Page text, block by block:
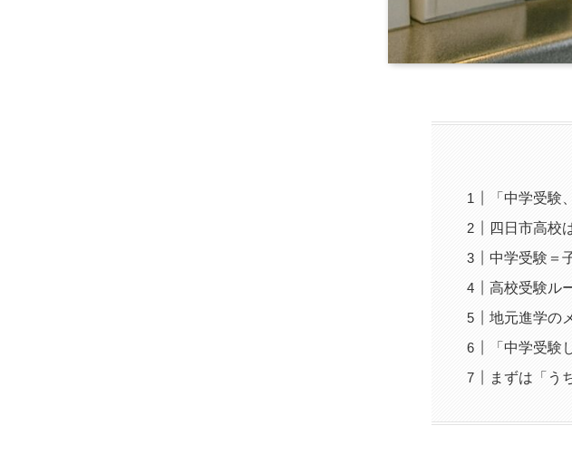
「中学受験
四日市高校
中学受験＝
高校受験ル
地元進学の
「中学受
まずは「う